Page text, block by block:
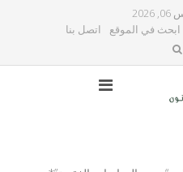
ابحث في الموقع اتصل بنا